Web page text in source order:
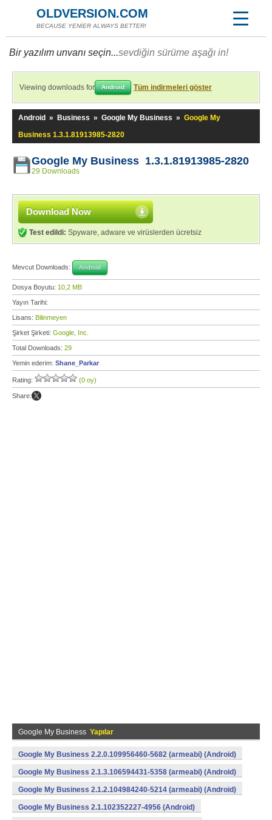
OLDVERSION.COM
BECAUSE YENİER ALWAYS BETTER!
Bir yazılım unvanı seçin...sevdiğin sürüme aşağı in!
Viewing downloads for Android Tüm indirmeleri göster
Android » Business » Google My Business » Google My
Business 1.3.1.81913985-2820
Google My Business 1.3.1.81913985-2820
29 Downloads
Download Now
Test edildi: Spyware, adware ve virüslerden ücretsiz
Mevcut Downloads: Android
Dosya Boyutu: 10,2 MB
Yayın Tarihi:
Lisans: Bilinmeyen
Şirket Şirketi: Google, Inc.
Total Downloads: 29
Yemin ederim: Shane_Parkar
Rating: (0 oy)
Share:
Google My Business Yapılar
Google My Business 2.2.0.109956460-5682 (armeabi) (Android)
Google My Business 2.1.3.106594431-5358 (armeabi) (Android)
Google My Business 2.1.2.104984240-5214 (armeabi) (Android)
Google My Business 2.1.102352227-4956 (Android)